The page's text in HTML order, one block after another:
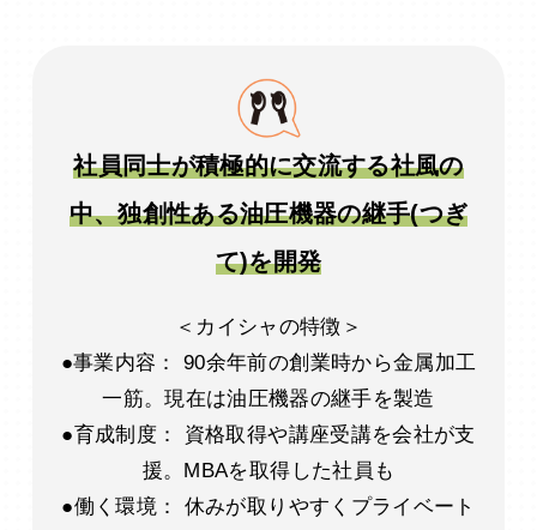
社員同士が積極的に交流する社風の
中、独創性ある油圧機器の継手(つぎ
て)を開発
＜カイシャの特徴＞
●事業内容： 90余年前の創業時から金属加工
一筋。現在は油圧機器の継手を製造
●育成制度： 資格取得や講座受講を会社が支
援。MBAを取得した社員も
●働く環境： 休みが取りやすくプライベート